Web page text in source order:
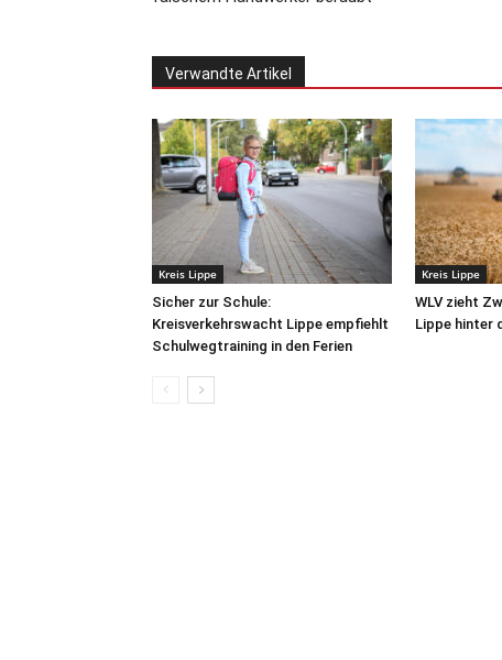
Verwandte Artikel
Kreis Lippe
Sicher zur Schule:
Kreisverkehrswacht Lippe empfiehlt
Schulwegtraining in den Ferien
Kreis Lippe
WLV zieht
Lippe hinter